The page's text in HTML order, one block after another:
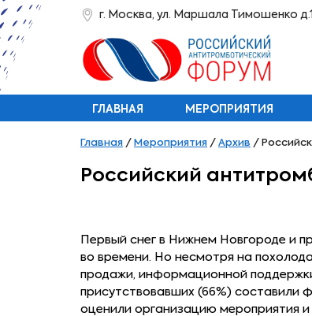
г. Москва, ул. Маршала Тимошенко
ГЛАВНАЯ МЕРОПРИЯТИЯ
Главная / Мероприятия / Архив /
Российский
Первый снег в Нижнем Новгороде и
во времени. Но несмотря на
продажи, информационной
присутствовавших (66%) составили
оценили организацию мероприятия